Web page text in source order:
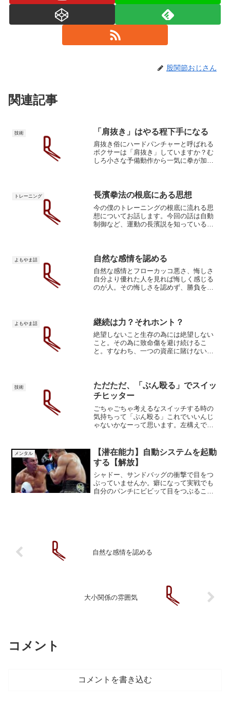
股関節おじさん
関連記事
技術 「肩抜き」はやる程下手になる
肩抜き俗にハードパンチャーと呼ばれる
ボクサーは「肩抜き」していますか？む
しろ小さな予備動作から一気に拳が加速
きなり腕が加速しています...
トレーニング 長濱拳法の根底にある思想
今の僕のトレーニングの根底に流れる思
想についてお話します。今回の話は自動
制御など、運動の長濱説を知っている必
「こうなりたい」「こうある...
よもやま話 自然な感情を認める
自然な感情とフローカッコ悪さ、悔しさ
自分より優れた人を見れば悔しく感じる
のが人。その悔しさを認めず、勝負を挑
在が消えてなくなります。...
よもやま話 継続は力？それホント？
絶望しないこと生存の為には絶望しない
こと。その為に致命傷を避け続けるこ
と。すなわち、一つの資産に賭けないこ
続は力？それはある面ではそう...
技術
ただただ、「ぶん殴る」でスイッ
チヒッター
ごちゃごちゃ考えるなスイッチする時の
気持ちって「ぶん殴る」これでいいんじ
ゃないかなーって思います。左構えで
す。「右へ動きながら右ジャブを突い
て、動きを止めたら左」こんなこ...
メンタル
【潜在能力】自動システムを起動
する【解放】
シャドー、サンドバッグの衝撃で目をつ
ぶっていませんか。癖になって実戦でも
自分のパンチにビビッて目をつぶること
自然な感情を認める
大小関係の雰囲気
コメント
コメントを書き込む